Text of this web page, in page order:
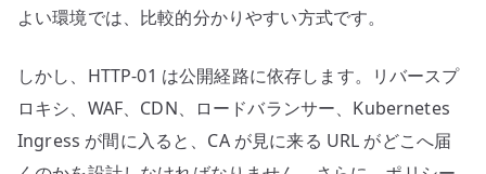
よい環境では、比較的分かりやすい方式です。
しかし、HTTP-01 は公開経路に依存します。リバースプ
ロキシ、WAF、CDN、ロードバランサー、Kubernetes
Ingress が間に入ると、CA が見に来る URL がどこへ届